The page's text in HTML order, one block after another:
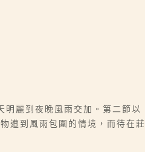
明麗到夜晚風雨交加。第二節以
遭到風雨包圍的情境，而待在莊